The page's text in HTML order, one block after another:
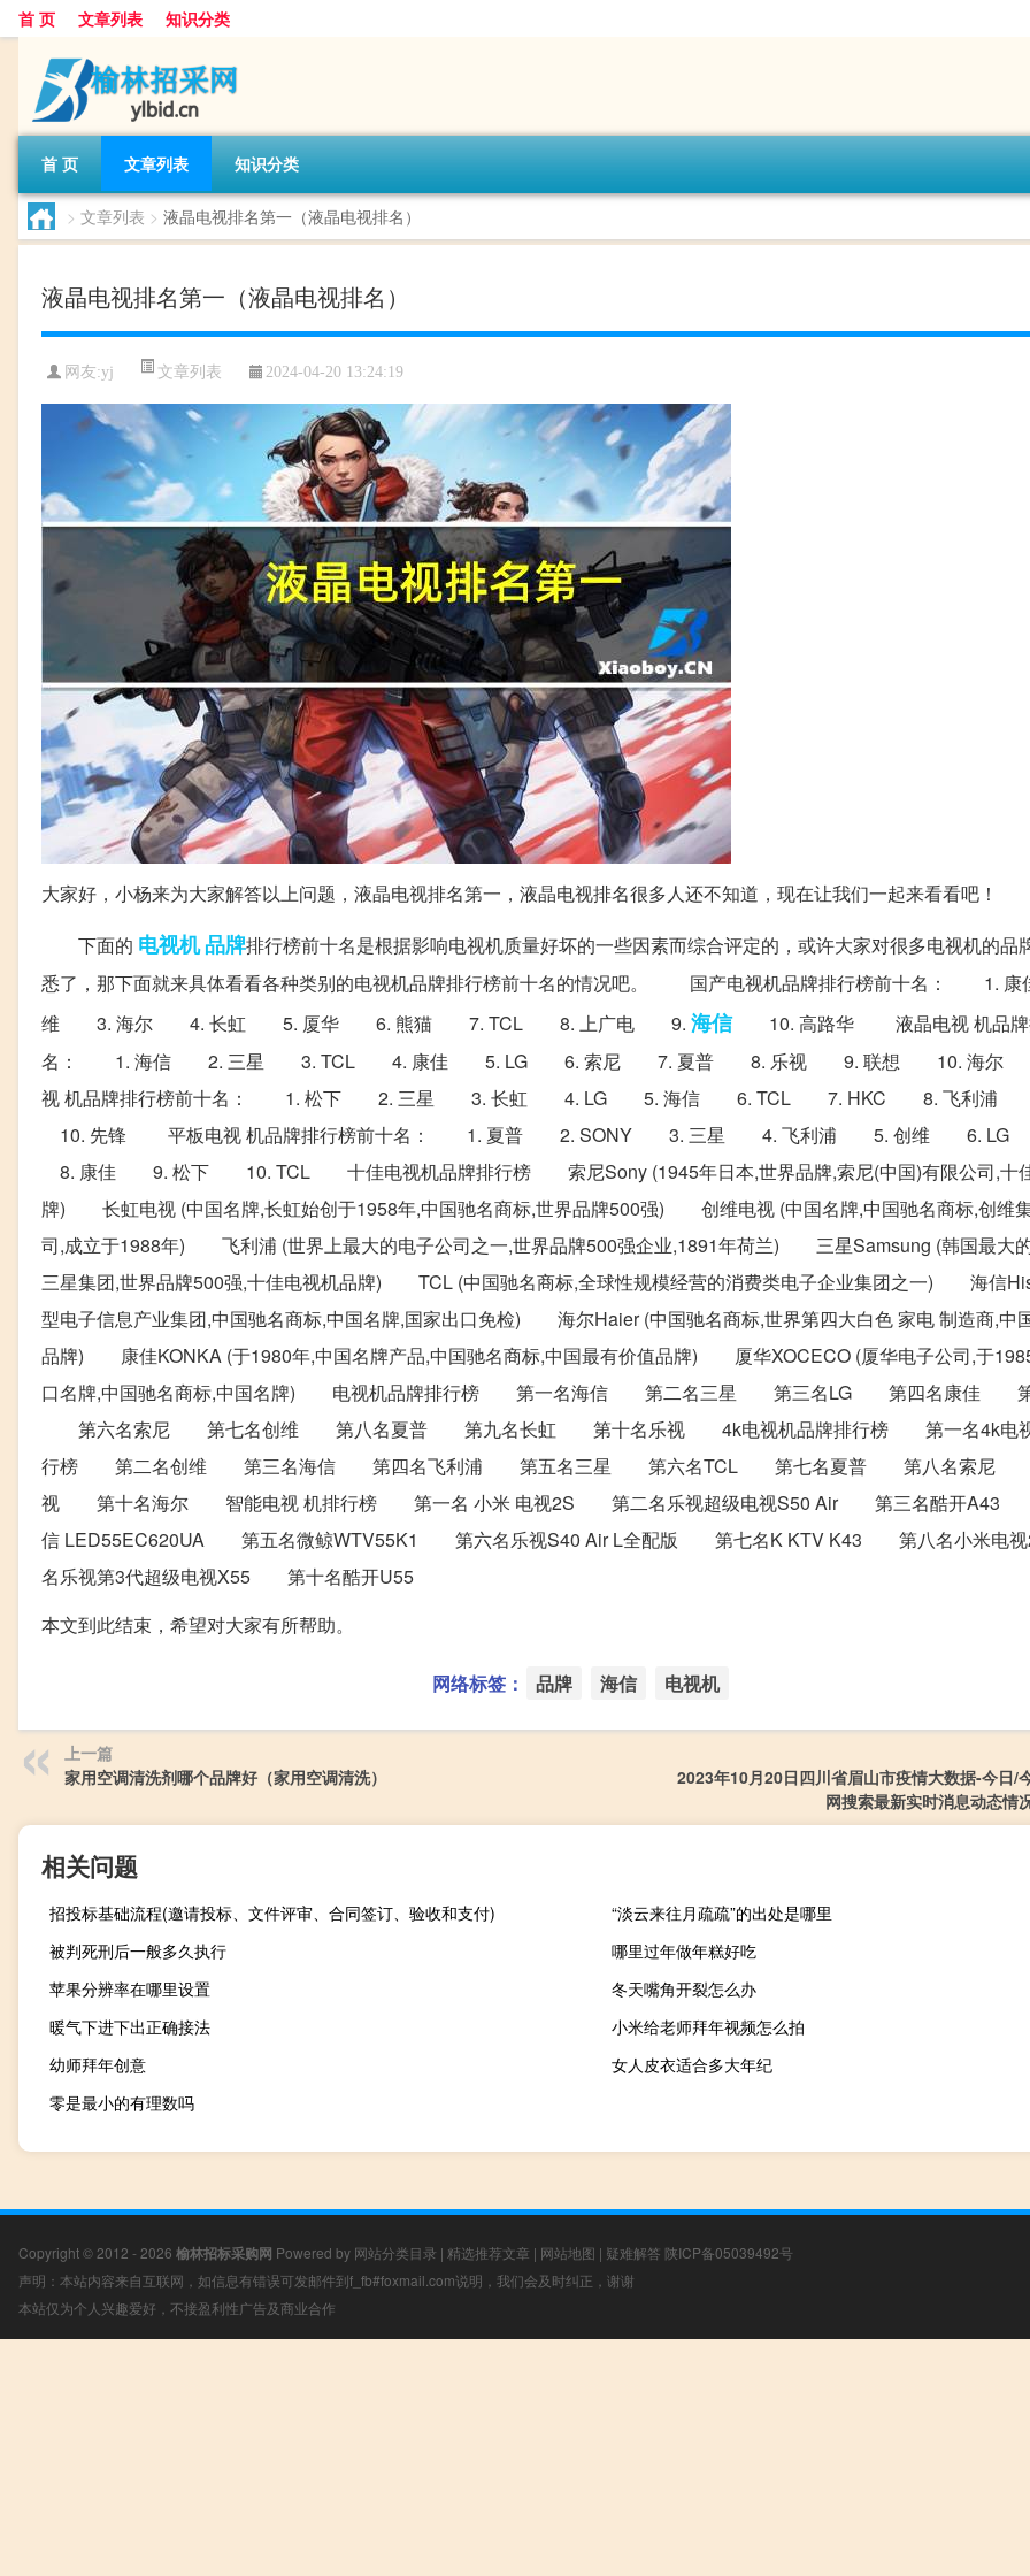
首 页 文章列表 知识分类
首 页 文章列表 知识分类
> 文章列表 > 液晶电视排名第一（液晶电视排名）
液晶电视排名第一（液晶电视排名）
网友:yj 文章列表 2024-04-20 13:24:19
大家好，小杨来为大家解答以上问题，液晶电视排名第一，液晶电视排名很多人还不知道，现在让我们一起来看看吧！
下面的 电视机品牌排行榜前十名是根据影响电视机质量好坏的一些因素而综合评定的，或许大家对很多电视机的品
悉了，那下面就来具体看看各种类别的电视机品牌排行榜前十名的情况吧。 国产电视机品牌排行榜前十名： 1.
维 3. 海尔 4. 长虹 5. 厦华 6. 熊猫 7. TCL 8. 上广电 9. 海信10. 高路华 液晶电视 机品牌
名： 1. 海信 2. 三星 3. TCL 4. 康佳 5. LG 6. 索尼 7. 夏普 8. 乐视 9. 联想 10. 海尔
视 机品牌排行榜前十名： 1. 松下 2. 三星 3. 长虹 4. LG 5. 海信 6. TCL 7. HKC 8. 飞利浦
10. 先锋 平板电视 机品牌排行榜前十名： 1. 夏普 2. SONY 3. 三星 4. 飞利浦 5. 创维 6.
8. 康佳 9. 松下 10. TCL 十佳电视机品牌排行榜 索尼Sony (1945年日本,世界品牌,索尼(中国)有限公司,十
牌) 长虹电视 (中国名牌,长虹始创于1958年,中国驰名商标,世界品牌500强) 创维电视 (中国名牌,中国驰名商标,创维
司,成立于1988年) 飞利浦 (世界上最大的电子公司之一,世界品牌500强企业,1891年荷兰) 三星Samsung (韩国最大
三星集团,世界品牌500强,十佳电视机品牌) TCL (中国驰名商标,全球性规模经营的消费类电子企业集团之一) 海信
型电子信息产业集团,中国驰名商标,中国名牌,国家出口免检) 海尔Haier (中国驰名商标,世界第四大白色 家电 制造商,中
品牌) 康佳KONKA (于1980年,中国名牌产品,中国驰名商标,中国最有价值品牌) 厦华XOCECO (厦华电子公司,于
口名牌,中国驰名商标,中国名牌) 电视机品牌排行榜 第一名海信 第二名三星 第三名LG 第四名康佳 第
第六名索尼 第七名创维 第八名夏普 第九名长虹 第十名乐视 4k电视机品牌排行榜 第一名4k电视
行榜 第二名创维 第三名海信 第四名飞利浦 第五名三星 第六名TCL 第七名夏普 第八名索尼
视 第十名海尔 智能电视 机排行榜 第一名 小米 电视2S 第二名乐视超级电视S50 Air 第三名酷开A43
信 LED55EC620UA 第五名微鲸WTV55K1 第六名乐视S40 Air L全配版 第七名K KTV K43 第八名小米
名乐视第3代超级电视X55 第十名酷开U55
本文到此结束，希望对大家有所帮助。
网络标签： 品牌 海信 电视机
上一篇
家用空调清洗剂哪个品牌好（家用空调清洗）
2023年10月20日四川省眉山市疫情大数据-今日/
网搜索最新实时消息动态情
相关问题
招投标基础流程(邀请投标、文件评审、合同签订、验收和支付)
“淡云来往月疏疏”的出处是哪里
被判死刑后一般多久执行
哪里过年做年糕好吃
苹果分辨率在哪里设置
冬天嘴角开裂怎么办
暖气下进下出正确接法
小米给老师拜年视频怎么拍
幼师拜年创意
女人皮衣适合多大年纪
零是最小的有理数吗
Copyright © 2012 - 2026 榆林招标采购网 Powered by 网站分类目录 | 精选推荐文章 | 网站地图 | 疑难解答 陕ICP备05039492号
声明：本站内容来自互联网，如信息有错误可发邮件到f_fb#foxmail.com说明，我们会及时纠正，谢谢
本站仅为个人兴趣爱好，不接盈利性广告及商业合作